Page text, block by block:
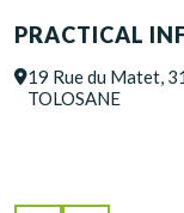
PRACTICAL
19 Rue du Matet,
TOLOSANE